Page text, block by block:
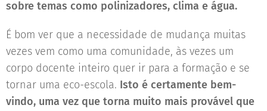
sobre temas como polinizadores, clima e água.
É bom ver que a necessidade de mudança muitas
vezes vem como uma comunidade, às vezes um
corpo docente inteiro quer ir para a formação e se
tornar uma eco-escola. Isto é certamente bem-
vindo, uma vez que torna muito mais provável que